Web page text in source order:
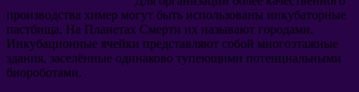
производства химер могут быть использованы инкубаторные
пастбища. На Планетах Смерти их называют городами.
Инкубационные ячейки представляют собой многоэтажные
здания, заселённые одинаково тупеющими потенциальными
биороботами.